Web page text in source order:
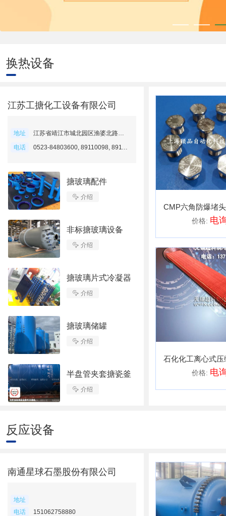
换热设备
江苏工搪化工设备有限公司
地址
江苏省靖江市城北园区渔婆北路纬六路1号
电话
0523-84803600, 89110098, 89110088
搪玻璃配件
 介绍
非标搪玻璃设备
 介绍
搪玻璃片式冷凝器
 介绍
搪玻璃储罐
 介绍
半盘管夹套搪瓷釜
 介绍
价格: 电
价格: 电
反应设备
南通星球石墨股份有限公司
地址
电话
151062758880